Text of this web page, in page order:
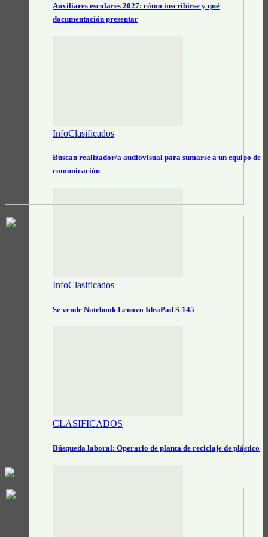
Auxiliares escolares 2027: cómo inscribirse y qué
documentación presentar
InfoClasificados
Buscan realizador/a audiovisual para sumarse a un equipo de
comunicación
InfoClasificados
Se vende Notebook Lenovo IdeaPad S-145
CLASIFICADOS
Búsqueda laboral: Operario de planta de reciclaje de plástico